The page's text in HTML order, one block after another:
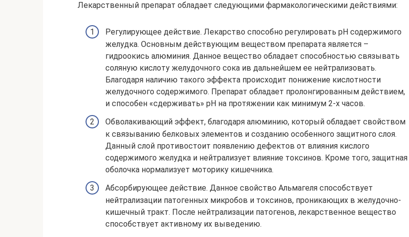
Лекарственный препарат обладает следующими фармакологическими действиями:
Регулирующее действие. Лекарство способно регулировать рН содержимого
желудка. Основным действующим веществом препарата является –
гидроокись алюминия. Данное вещество обладает способностью связывать
соляную кислоту желудочного сока ив дальнейшем ее нейтрализовать.
Благодаря наличию такого эффекта происходит понижение кислотности
желудочного содержимого. Препарат обладает пролонгированным действием,
и способен «сдерживать» рН на протяжении как минимум 2-х часов.
Обволакивающий эффект, благодаря алюминию, который обладает свойством
к связыванию белковых элементов и созданию особенного защитного слоя.
Данный слой противостоит появлению дефектов от влияния кислого
содержимого желудка и нейтрализует влияние токсинов. Кроме того, защитная
оболочка нормализует моторику кишечника.
Абсорбирующее действие. Данное свойство Альмагеля способствует
нейтрализации патогенных микробов и токсинов, проникающих в желудочно-
кишечный тракт. После нейтрализации патогенов, лекарственное вещество
способствует активному их выведению.